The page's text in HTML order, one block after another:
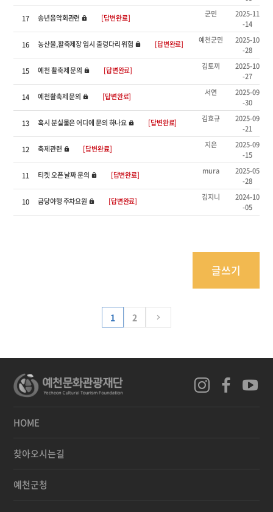
17
송년음악회관련 [답변완료] 군민
2025-11
-14
16
농산물,활축제장 임시 출렁다리 위험 [답변완료] 예천군민
2025-10
-28
15
예천 활축제 문의 [답변완료] 김토끼
2025-10
-27
14
예천활축제 문의 [답변완료] 서연
2025-09
-30
13
혹시 분실물은 어디에 문의 하나요 [답변완료] 김효규
2025-09
-21
12
축제관련 [답변완료] 지은
2025-09
-15
11
티켓 오픈 날짜 문의 [답변완료] mura
2025-05
-28
10
금당야행 주차요원 [답변완료] 김지니
2024-10
-05
글쓰기
1 2
HOME
찾아오시는길
예천군청